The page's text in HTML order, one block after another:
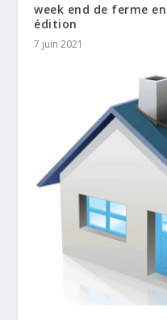
week end de ferme
édition
7 juin 2021